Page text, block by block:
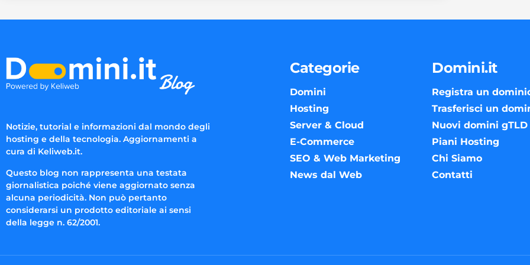
Notizie, tutorial e informazioni dal mondo degli
hosting e della tecnologia. Aggiornamenti a
cura di Keliweb.it.
Questo blog non rappresenta una testata
giornalistica poiché viene aggiornato senza
alcuna periodicità. Non può pertanto
considerarsi un prodotto editoriale ai sensi
della legge n. 62/2001.
Categorie
Domini
Hosting
Server & Cloud
E-Commerce
SEO & Web Marketing
News dal Web
Domini.it
Registra un
Trasferisci un
Nuovi domini gTLD
Piani Hosting
Chi Siamo
Contatti